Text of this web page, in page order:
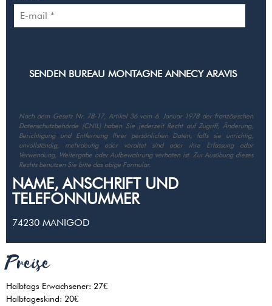
Nach dem Gesetz Nr. 78-17, Artikel 36 vom 6. Januar 1978 der französischen
Datenschutzbehörde (CNIL) haben Sie jederzeit Recht auf Zugriff, Änderung,
Berichtigung und Entfernung Ihrer persönlichen Daten, falls sie unrichtig,
unvollständig, mehrdeutig oder veraltet sind oder ihre Erfassung oder
Verwendung, Weitergabe oder Aufbewahrung verboten ist. Zur Ausübung dieses
Rechts benützen Sie bitte das obige Formular.
NAME, ANSCHRIFT UND
TELEFONNUMMER
74230 MANIGOD
Preise
Halbtags Erwachsener: 27€
Halbtageskind: 20€